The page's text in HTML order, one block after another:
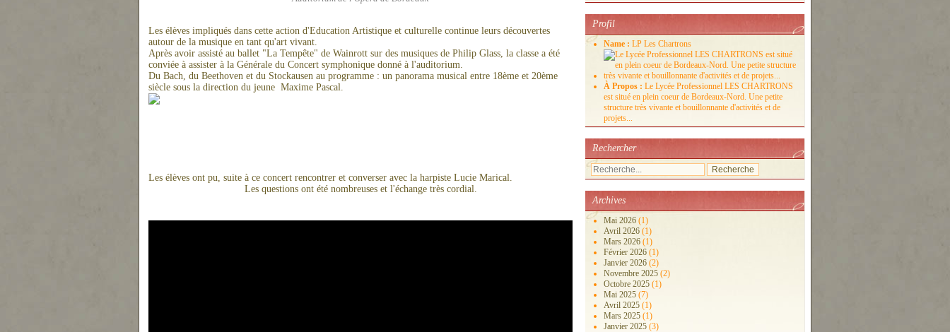
Les élèves impliqués dans cette action d'Education Artistique et culturelle continue leurs découvertes
autour de la musique en tant qu'art vivant.
Après avoir assisté au ballet "La Tempête" de Wainrott sur des musiques de Philip Glass, la classe a été
conviée à assister à la Générale du Concert symphonique donné à l'auditorium.
Du Bach, du Beethoven et du Stockausen au programme : un panorama musical entre 18ème et 20ème
siècle sous la direction du jeune Maxime Pascal.
Les élèves ont pu, suite à ce concert rencontrer et converser avec la harpiste Lucie Marical.
Les questions ont été nombreuses et l'échange très cordial.
Profil
Name : LP Les Chartrons
À Propos : Le Lycée Professionnel LES CHARTRONS
est situé en plein coeur de Bordeaux-Nord. Une petite
structure très vivante et bouillonnante d'activités et de
projets...
Rechercher
Archives
Mai 2026 (1)
Avril 2026 (1)
Mars 2026 (1)
Février 2026 (1)
Janvier 2026 (2)
Novembre 2025 (2)
Octobre 2025 (1)
Mai 2025 (7)
Avril 2025 (1)
Mars 2025 (1)
Janvier 2025 (3)